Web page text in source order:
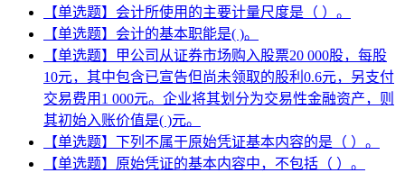
【单选题】会计所使用的主要计量尺度是（ ）。
【单选题】会计的基本职能是( )。
【单选题】甲公司从证券市场购入股票20 000股，每股
10元，其中包含已宣告但尚未领取的股利0.6元，另支付
交易费用1 000元。企业将其划分为交易性金融资产，则
其初始入账价值是( )元。
【单选题】下列不属于原始凭证基本内容的是（ ）。
【单选题】原始凭证的基本内容中，不包括（ ）。